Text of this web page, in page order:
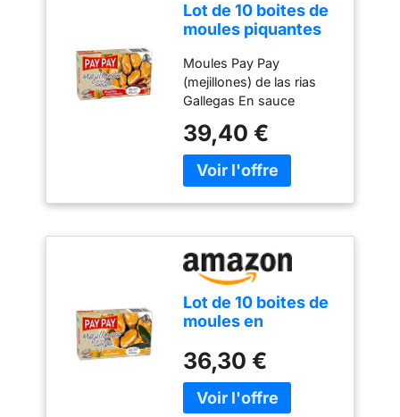
Lot de 10 boites de
moules piquantes
marque pay pay
Moules Pay Pay
(mejillones) de las rias
Gallegas En sauce
Galice, sans gluten
Conserver en lieu frais et
sec, une fois ouvert vous
réfrigérateur 10 Boites de
115g (poids net)
chacune, soit 1,150Kg
39,40 €
Lot de 10 boites de
moules en
Marque Pay Pay
36,30 €